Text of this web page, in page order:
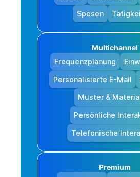
Spesen
Multichannel
Frequenzplanung
Personalisierte E-Mail
Muster &
Persönliche
Telefonische
Premium